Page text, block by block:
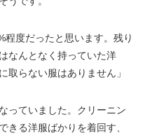
程度だったと思います。残り
なんとなく持っていた洋
取らない服はありません」
っていました。クリーニン
きる洋服ばかりを着回す、